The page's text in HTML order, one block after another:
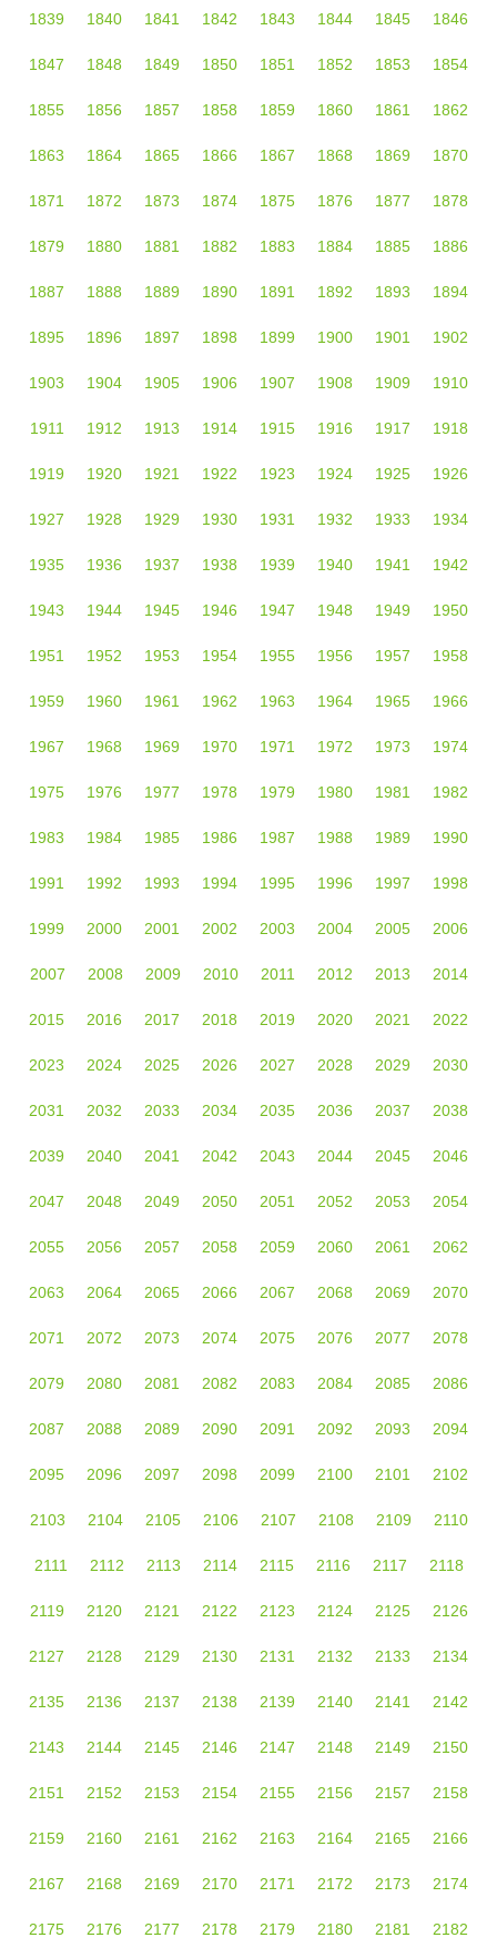
1839 1840 1841 1842 1843 1844 1845 1846
1847 1848 1849 1850 1851 1852 1853 1854
1855 1856 1857 1858 1859 1860 1861 1862
1863 1864 1865 1866 1867 1868 1869 1870
1871 1872 1873 1874 1875 1876 1877 1878
1879 1880 1881 1882 1883 1884 1885 1886
1887 1888 1889 1890 1891 1892 1893 1894
1895 1896 1897 1898 1899 1900 1901 1902
1903 1904 1905 1906 1907 1908 1909 1910
1911 1912 1913 1914 1915 1916 1917 1918
1919 1920 1921 1922 1923 1924 1925 1926
1927 1928 1929 1930 1931 1932 1933 1934
1935 1936 1937 1938 1939 1940 1941 1942
1943 1944 1945 1946 1947 1948 1949 1950
1951 1952 1953 1954 1955 1956 1957 1958
1959 1960 1961 1962 1963 1964 1965 1966
1967 1968 1969 1970 1971 1972 1973 1974
1975 1976 1977 1978 1979 1980 1981 1982
1983 1984 1985 1986 1987 1988 1989 1990
1991 1992 1993 1994 1995 1996 1997 1998
1999 2000 2001 2002 2003 2004 2005 2006
2007 2008 2009 2010 2011 2012 2013 2014
2015 2016 2017 2018 2019 2020 2021 2022
2023 2024 2025 2026 2027 2028 2029 2030
2031 2032 2033 2034 2035 2036 2037 2038
2039 2040 2041 2042 2043 2044 2045 2046
2047 2048 2049 2050 2051 2052 2053 2054
2055 2056 2057 2058 2059 2060 2061 2062
2063 2064 2065 2066 2067 2068 2069 2070
2071 2072 2073 2074 2075 2076 2077 2078
2079 2080 2081 2082 2083 2084 2085 2086
2087 2088 2089 2090 2091 2092 2093 2094
2095 2096 2097 2098 2099 2100 2101 2102
2103 2104 2105 2106 2107 2108 2109 2110
2111 2112 2113 2114 2115 2116 2117 2118
2119 2120 2121 2122 2123 2124 2125 2126
2127 2128 2129 2130 2131 2132 2133 2134
2135 2136 2137 2138 2139 2140 2141 2142
2143 2144 2145 2146 2147 2148 2149 2150
2151 2152 2153 2154 2155 2156 2157 2158
2159 2160 2161 2162 2163 2164 2165 2166
2167 2168 2169 2170 2171 2172 2173 2174
2175 2176 2177 2178 2179 2180 2181 2182